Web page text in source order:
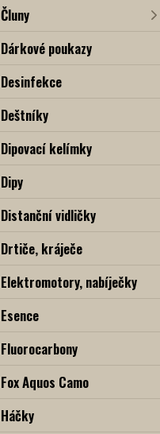
Čluny
Dárkové poukazy
Desinfekce
Deštníky
Dipovací kelímky
Dipy
Distanční vidličky
Drtiče, kráječe
Elektromotory, nabíječky
Esence
Fluorocarbony
Fox Aquos Camo
Háčky